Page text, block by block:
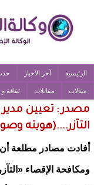
الرئيسية آخر الأخبار
مقالات مقابلات ثقافة
مصدر : تعيين
التآزر....(هويته
أفادت مصادر مطلعة أن
ومكافحة الإقصاء